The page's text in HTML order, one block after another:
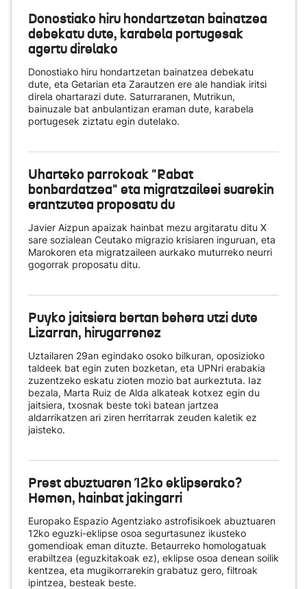
Donostiako hiru hondartzetan bainatzea
debekatu dute, karabela portugesak
agertu direlako
Donostiako hiru hondartzetan bainatzea debekatu
dute, eta Getarian eta Zarautzen ere ale handiak iritsi
direla ohartarazi dute. Saturraranen, Mutrikun,
bainuzale bat anbulantizan eraman dute, karabela
portugesek ziztatu egin dutelako.
Uharteko parrokoak "Rabat
bonbardatzea" eta migratzaileei suarekin
erantzutea proposatu du
Javier Aizpun apaizak hainbat mezu argitaratu ditu X
sare sozialean Ceutako migrazio krisiaren inguruan, eta
Marokoren eta migratzaileen aurkako muturreko neurri
gogorrak proposatu ditu.
Puyko jaitsiera bertan behera utzi dute
Lizarran, hirugarrenez
Uztailaren 29an egindako osoko bilkuran, oposizioko
taldeek bat egin zuten bozketan, eta UPNri erabakia
zuzentzeko eskatu zioten mozio bat aurkeztuta. Iaz
bezala, Marta Ruiz de Alda alkateak kotxez egin du
jaitsiera, txosnak beste toki batean jartzea
aldarrikatzen ari ziren herritarrak zeuden kaletik ez
jaisteko.
Prest abuztuaren 12ko eklipserako?
Hemen, hainbat jakingarri
Europako Espazio Agentziako astrofisikoek abuztuaren
12ko eguzki-eklipse osoa segurtasunez ikusteko
gomendioak eman dituzte. Betaurreko homologatuak
erabiltzea (eguzkitakoak ez), eklipse osoa denean soilik
kentzea, eta mugikorrarekin grabatuz gero, filtroak
ipintzea, besteak beste.